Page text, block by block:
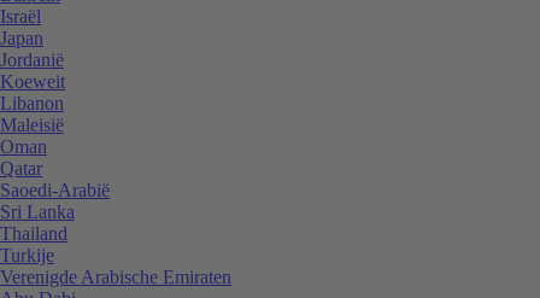
Israël
Japan
Jordanië
Koeweit
Libanon
Maleisië
Oman
Qatar
Saoedi-Arabië
Sri Lanka
Thailand
Turkije
Verenigde Arabische Emiraten